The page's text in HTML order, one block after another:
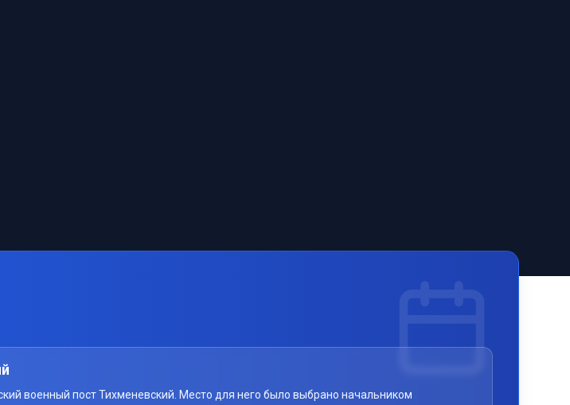
военный пост Тихменевский. Место для него было выбрано начальником